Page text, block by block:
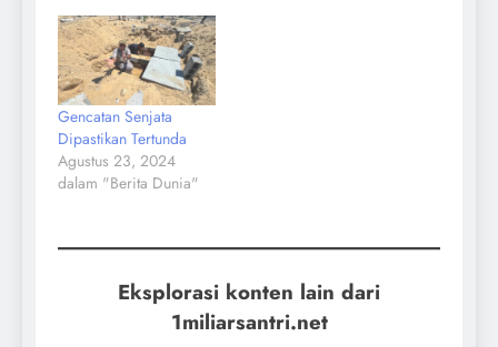
Gencatan Senjata
Dipastikan Tertunda
Agustus 23, 2024
dalam "Berita Dunia"
Eksplorasi konten lain dari
1miliarsantri.net